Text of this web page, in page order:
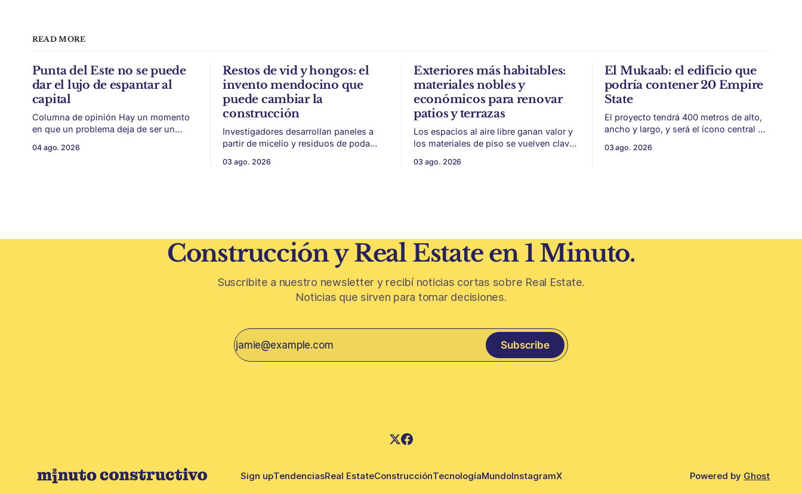
READ MORE
Punta del Este no se puede
dar el lujo de espantar al
capital
Columna de opinión Hay un momento
en que un problema deja de ser un
problema de país. Maldonado está en
04 ago. 2026
Restos de vid y hongos: el
invento mendocino que
puede cambiar la
construcción
Investigadores desarrollan paneles a
partir de micelio y residuos de poda
térmica y acústica de menor impacto
03 ago. 2026
Exteriores más habitables:
materiales nobles y
económicos para renovar
patios y terrazas
Los espacios al aire libre ganan valor y
los materiales de piso se vuelven clave
sin encarar una gran obra. Patios,
03 ago. 2026
El Mukaab: el edificio que
podría contener 20 Empire
State
El proyecto tendrá 400 metros de alto,
ancho y largo, y será el ícono central de
vinculada al plan Visión 2030. Arabia
03 ago. 2026
Construcción y Real Estate en 1 Minuto.
Suscribite a nuestro newsletter y recibí noticias cortas sobre Real Estate.
Noticias que sirven para tomar decisiones.
Subscribe
Sign upTendenciasReal EstateConstrucciónTecnologíaMundoInstagramX Powered by Ghost